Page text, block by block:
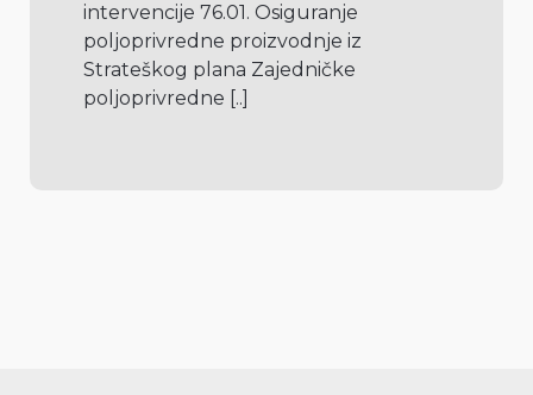
intervencije 76.01. Osiguranje
poljoprivredne proizvodnje iz
Strateškog plana Zajedničke
poljoprivredne [..]